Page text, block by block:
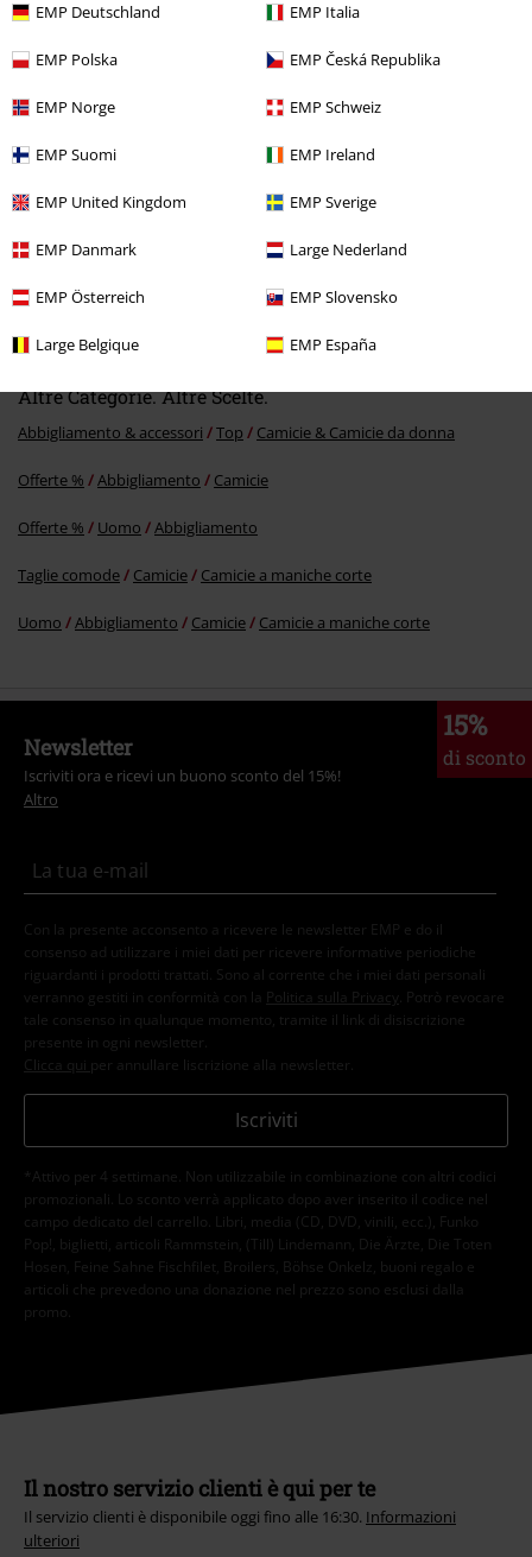
EMP Deutschland EMP Italia
EMP Polska EMP Česká Republika
EMP Norge EMP Schweiz
EMP Suomi EMP Ireland
EMP United Kingdom EMP Sverige
EMP Danmark Large Nederland
EMP Österreich EMP Slovensko
Large Belgique EMP España
RRP Da54,99 €
Altre Categorie. Altre Scelte.
Abbigliamento & accessori Top Camicie & Camicie da donna
Offerte % Abbigliamento Camicie
Offerte % Uomo Abbigliamento
Taglie comode Camicie Camicie a maniche corte
Uomo Abbigliamento Camicie Camicie a maniche corte
15%
di sconto
Newsletter
Iscriviti ora e ricevi un buono sconto del 15%!
Altro
Con la presente acconsento a ricevere le newsletter EMP e do il
consenso ad utilizzare i miei dati per ricevere informative periodiche
riguardanti i prodotti trattati. Sono al corrente che i miei dati personali
verranno gestiti in conformità con la
Politica sulla Privacy
. Potrò revocare
tale consenso in qualunque momento, tramite il link di disiscrizione
presente in ogni newsletter.
Clicca qui per annullare liscrizione alla newsletter.
Iscriviti
*Attivo per 4 settimane. Non utilizzabile in combinazione con altri codici
promozionali. Lo sconto verrà applicato dopo aver inserito il codice nel
campo dedicato del carrello. Libri, media (CD, DVD, vinili, ecc.), Funko
Pop!, biglietti, articoli Rammstein, (Till) Lindemann, Die Ärzte, Die Toten
Hosen, Feine Sahne Fischfilet, Broilers, Böhse Onkelz, buoni regalo e
articoli che prevedono una donazione nel prezzo sono esclusi dalla
promo.
Il nostro servizio clienti è qui per te
Il servizio clienti è disponibile oggi fino alle 16:30. Informazioni
ulteriori